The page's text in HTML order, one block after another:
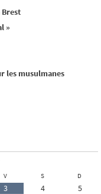
»
les musulmanes
V S D
3 4
5